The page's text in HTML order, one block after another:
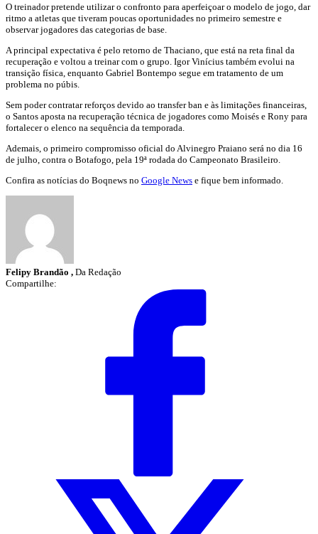
O treinador pretende utilizar o confronto para aperfeiçoar o modelo de jogo, dar
ritmo a atletas que tiveram poucas oportunidades no primeiro semestre e
observar jogadores das categorias de base.
A principal expectativa é pelo retorno de Thaciano, que está na reta final da
recuperação e voltou a treinar com o grupo. Igor Vinícius também evolui na
transição física, enquanto Gabriel Bontempo segue em tratamento de um
problema no púbis.
Sem poder contratar reforços devido ao transfer ban e às limitações financeiras,
o Santos aposta na recuperação técnica de jogadores como Moisés e Rony para
fortalecer o elenco na sequência da temporada.
Ademais, o primeiro compromisso oficial do Alvinegro Praiano será no dia 16
de julho, contra o Botafogo, pela 19ª rodada do Campeonato Brasileiro.
Confira as notícias do Boqnews no Google News e fique bem informado.
Felipy Brandão , Da Redação
Compartilhe: